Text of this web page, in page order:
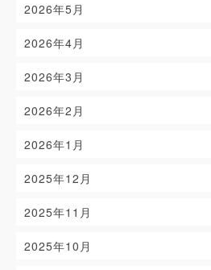
2026年5月
2026年4月
2026年3月
2026年2月
2026年1月
2025年12月
2025年11月
2025年10月